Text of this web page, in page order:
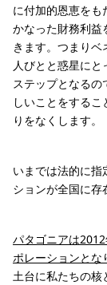
に付加的恩恵を
かなった財務利益
きます。つまり
人びとと惑星に
ステップとなる
しいことをする
りをなくします。
いまでは法的に
ションが全国に存
パタゴニアは
ポレーションとな
土台に私たちの核